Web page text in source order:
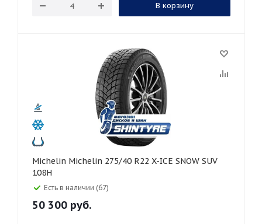
В корзину
Michelin Michelin 275/40 R22 X-ICE SNOW SUV
108H
Есть в наличии (67)
50 300 руб.